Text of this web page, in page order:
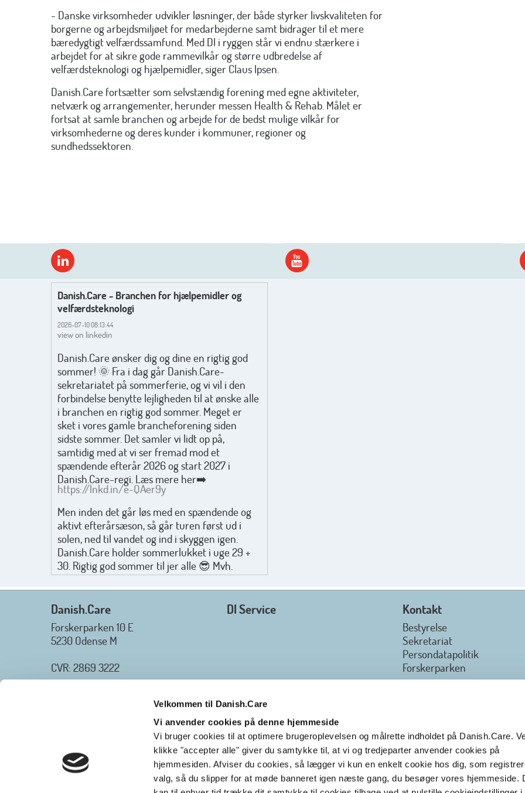
Velkommen til Danish.Care
Vi anvender cookies på denne hjemmeside
Vi bruger cookies til at optimere brugeroplevelsen og målrette indholdet på Danish.Care.
klikke "accepter alle" giver du samtykke til, at vi og tredjeparter anvender cookies på
hjemmesiden. Afviser du cookies, så lægger vi kun en enkelt cookie hos dig, som
valg, så du slipper for at møde banneret igen næste gang, du besøger vores hjemmeside.
- Danske virksomheder udvikler løsninger, der både styrker livskvaliteten for
borgerne og arbejdsmiljøet for medarbejderne samt bidrager til et mere
bæredygtigt velfærdssamfund. Med DI i ryggen står vi endnu stærkere i
arbejdet for at sikre gode rammevilkår og større udbredelse af
velfærdsteknologi og hjælpemidler, siger Claus Ipsen.
Danish.Care fortsætter som selvstændig forening med egne aktiviteter,
netværk og arrangementer, herunder messen Health & Rehab. Målet er
fortsat at samle branchen og arbejde for de bedst mulige vilkår for
virksomhederne og deres kunder i kommuner, regioner og
sundhedssektoren.
Danish.Care - Branchen for hjælpemidler og
velfærdsteknologi
2026-07-10 08:13:44
view on linkedin
Danish.Care ønsker dig og dine en rigtig god
sommer! 🌞 Fra i dag går Danish.Care-
sekretariatet på sommerferie, og vi vil i den
forbindelse benytte lejligheden til at ønske alle
i branchen en rigtig god sommer. Meget er
sket i vores gamle brancheforening siden
sidste sommer. Det samler vi lidt op på,
samtidig med at vi ser fremad mod et
spændende efterår 2026 og start 2027 i
Danish.Care-regi. Læs mere her➡️
https://lnkd.in/e-QAer9y
Men inden det går løs med en spændende og
aktivt efterårsæson, så går turen først ud i
solen, ned til vandet og ind i skyggen igen.
Danish.Care holder sommerlukket i uge 29 +
30. Rigtig god sommer til jer alle 😎 Mvh.
Anders, Helle og Malthe
Danish.Care - Branchen for hjælpemidler og
view on linkedin
Det er en stor glæde, at Danish.Care fra den 01.
Danish.Care
Forskerparken 10 E
5230 Odense M
CVR: 2869 3222
_________________
: info@danish.care
DI Service Kontakt
Bestyrelse
Sekretariat
Persondatapolitik
Forskerparken